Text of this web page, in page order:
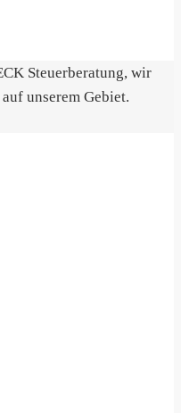
Steuerberatung, wir
unserem Gebiet.